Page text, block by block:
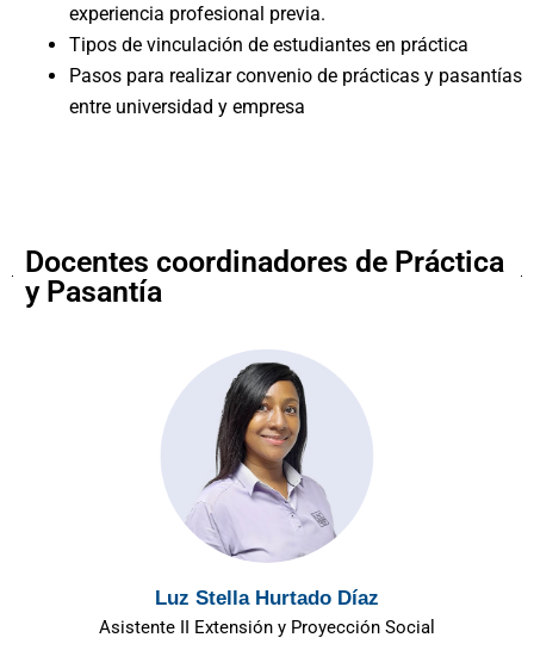
experiencia profesional previa.
Tipos de vinculación de estudiantes en práctica
Pasos para realizar convenio de prácticas y pasantías
entre universidad y empresa
Docentes coordinadores de Práctica
y Pasantía
Luz Stella Hurtado Díaz
Asistente II Extensión y Proyección Social